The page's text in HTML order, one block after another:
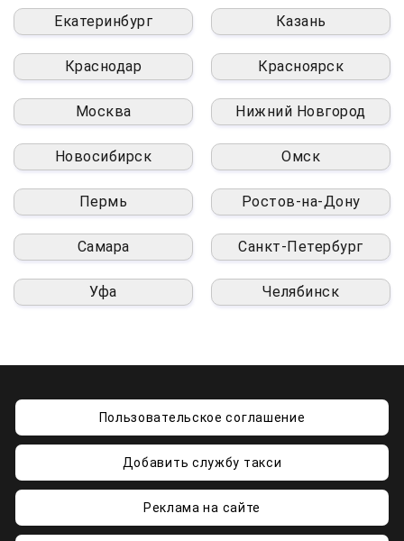
Екатеринбург Казань
Краснодар Красноярск
Москва Нижний Новгород
Новосибирск Омск
Пермь Ростов-на-Дону
Самара Санкт-Петербург
Уфа Челябинск
Пользовательское соглашение
Добавить службу такси
Реклама на сайте